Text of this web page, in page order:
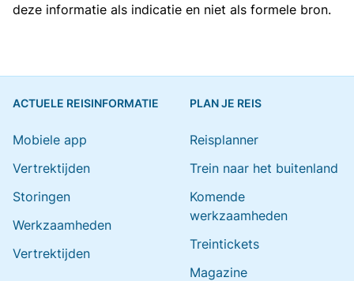
deze informatie als indicatie en niet als formele bron.
ACTUELE REISINFORMATIE
Mobiele app
Vertrektijden
Storingen
Werkzaamheden
Vertrektijden
PLAN JE REIS
Reisplanner
Trein naar het buitenland
Komende
werkzaamheden
Treintickets
Magazine